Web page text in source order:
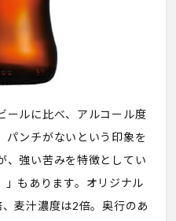
ールに比べ、アルコール度
パンチがないという印象を
、強い苦みを特徴としてい
もあります。オリジナル
麦汁濃度は2倍。奥行のあ